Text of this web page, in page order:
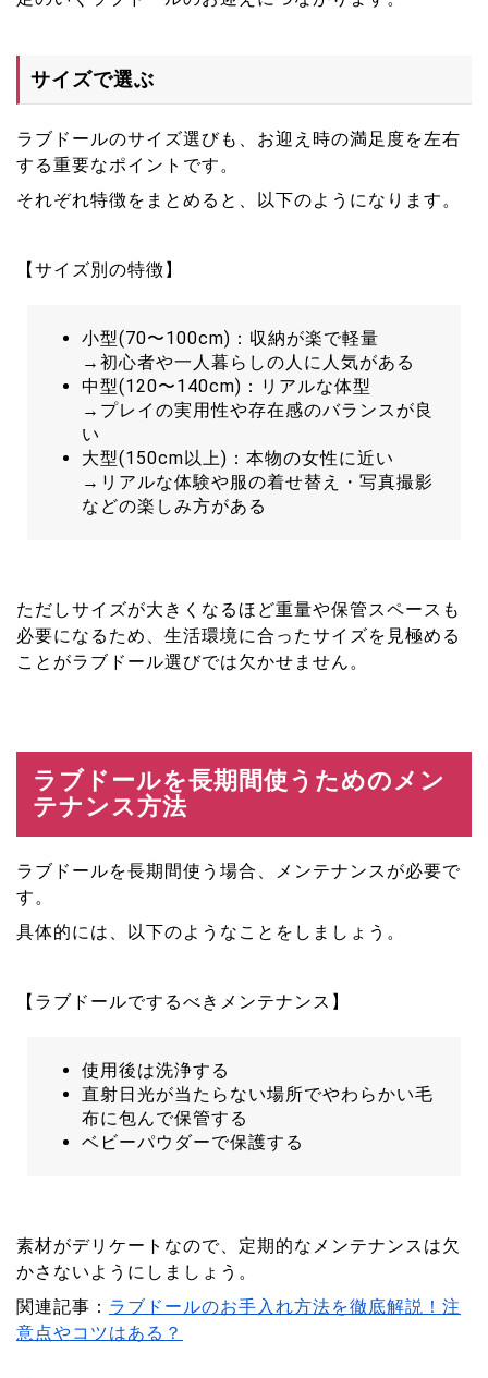
サイズで選ぶ
ラブドールのサイズ選びも、お迎え時の満足度を左右
する重要なポイントです。
それぞれ特徴をまとめると、以下のようになります。
【サイズ別の特徴】
小型(70〜100cm)：収納が楽で軽量
→初心者や一人暮らしの人に人気がある
中型(120〜140cm)：リアルな体型
→プレイの実用性や存在感のバランスが良
い
大型(150cm以上)：本物の女性に近い
→リアルな体験や服の着せ替え・写真撮影
などの楽しみ方がある
ただしサイズが大きくなるほど重量や保管スペースも
必要になるため、生活環境に合ったサイズを見極める
ことがラブドール選びでは欠かせません。
ラブドールを長期間使うためのメン
テナンス方法
ラブドールを長期間使う場合、メンテナンスが必要で
す。
具体的には、以下のようなことをしましょう。
【ラブドールでするべきメンテナンス】
使用後は洗浄する
直射日光が当たらない場所でやわらかい毛
布に包んで保管する
ベビーパウダーで保護する
素材がデリケートなので、定期的なメンテナンスは欠
かさないようにしましょう。
関連記事： ラブドールのお手入れ方法を徹底解説！注
意点やコツはある？